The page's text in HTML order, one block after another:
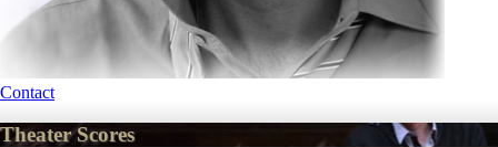
Contact
Theater Scores